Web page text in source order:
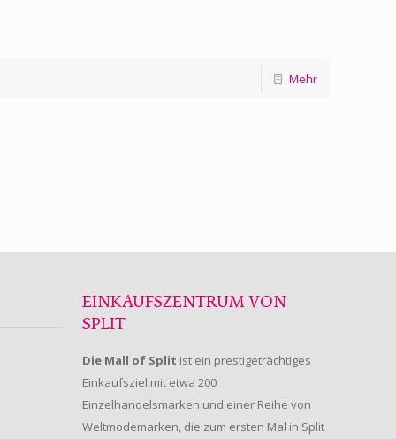
Mehr
EINKAUFSZENTRUM VON
SPLIT
Die Mall of Split ist ein prestigeträchtiges
Einkaufsziel mit etwa 200
Einzelhandelsmarken und einer Reihe von
Weltmodemarken, die zum ersten Mal in Split